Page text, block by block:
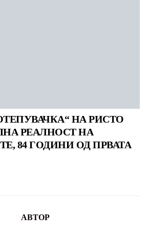
НА РИСТО
РЕАЛНОСТ НА
84 ГОДИНИ ОД ПРВАТА
АВТОР